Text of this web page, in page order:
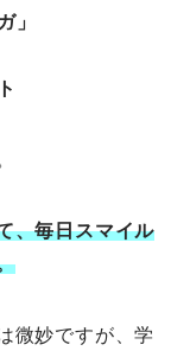
」
、毎日スマイル
微妙ですが、学